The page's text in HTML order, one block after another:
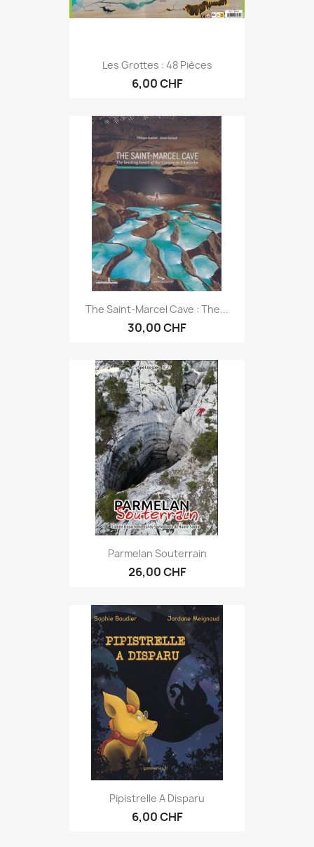
Les Grottes : 48 Pièces
6,00 CHF
The Saint-Marcel Cave : The...
30,00 CHF
Parmelan Souterrain
26,00 CHF
Pipistrelle A Disparu
6,00 CHF